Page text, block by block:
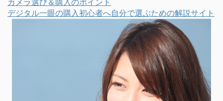
デジタル一眼の購入初心者へ自分で選ぶための解説サイト